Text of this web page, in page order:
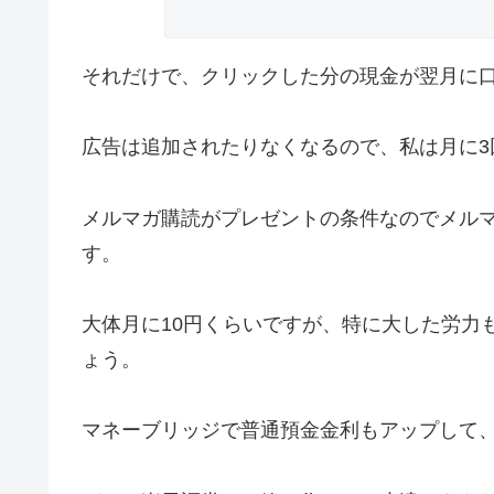
それだけで、クリックした分の現金が翌月に
広告は追加されたりなくなるので、私は月に
メルマガ購読がプレゼントの条件なのでメ
す。
大体月に10円くらいですが、特に大した労
ょう。
マネーブリッジで普通預金金利もアップして